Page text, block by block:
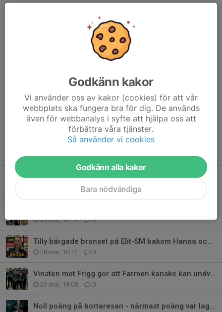
Med fyra matcher kvar för A-laget så har man två poäng ner till
kvalstrecket. Men man har även en bra kvot att ta hjälp av.
Kommande helg väntar nya matcher. Då ses vi igen!
Kommentarer
0
29 mar, 10:13 0
Tilly bärgade bronset på Elit-SM bakom Hanna och Anna
28 mar, 10:12 0
Vinsten mot Frigg gör att Farmen kanske kan undvika nerflyttning
23 mar, 18:08 0
Noll poäng på bortaresan - närmast poäng var laget i Karlskrona
Godkänn kakor
Vi använder oss av kakor (cookies) för att vår
webbplats ska fungera bra för dig. De används
även för webbanalys i syfte att hjälpa oss att
förbättra våra tjänster.
Så använder vi cookies
Godkänn alla kakor
Bara nödvändiga